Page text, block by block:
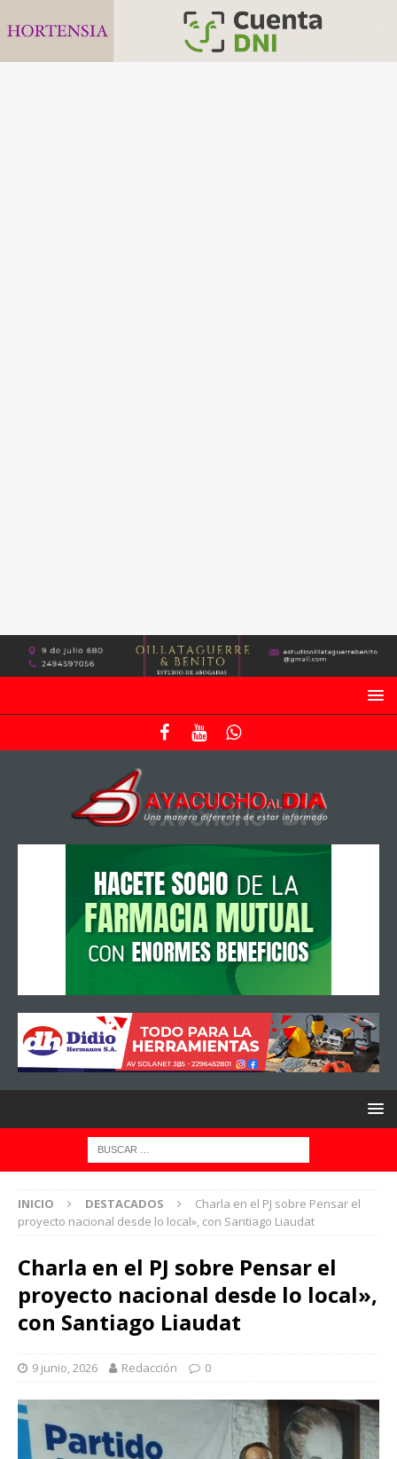
INICIO DESTACADOS
Charla en el PJ sobre Pensar el
proyecto nacional desde lo local», con Santiago Liaudat
Charla en el PJ sobre Pensar el
proyecto nacional desde lo local»,
con Santiago Liaudat
9 junio, 2026 Redacción 0